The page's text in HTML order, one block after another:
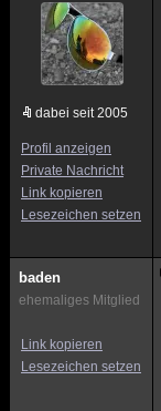
dabei seit 2005
Profil anzeigen
Private Nachricht
Link kopieren
Lesezeichen setzen
baden
ehemaliges Mitglied
Link kopieren
Lesezeichen setzen